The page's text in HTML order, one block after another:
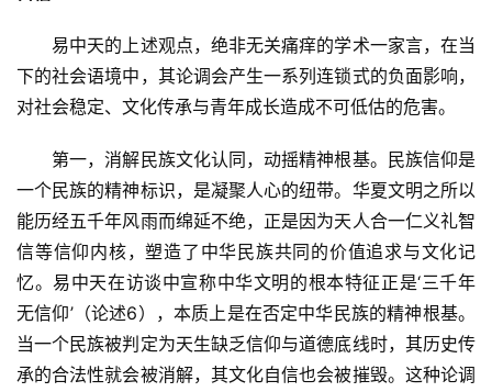
快
更
多
页
面
易中天的上述观点，绝非无关痛痒的学术一家言，在当
下的社会语境中，其论调会产生一系列连锁式的负面影响，
对社会稳定、文化传承与青年成长造成不可低估的危害。
第一，消解民族文化认同，动摇精神根基。民族信仰是
一个民族的精神标识，是凝聚人心的纽带。华夏文明之所以
能历经五千年风雨而绵延不绝，正是因为天人合一仁义礼智
信等信仰内核，塑造了中华民族共同的价值追求与文化记
忆。易中天在访谈中宣称中华文明的根本特征正是‘三千年
无信仰’（论述6），本质上是在否定中华民族的精神根基。
当一个民族被判定为天生缺乏信仰与道德底线时，其历史传
承的合法性就会被消解，其文化自信也会被摧毁。这种论调